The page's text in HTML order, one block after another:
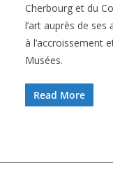
Cherbourg et du
l’art auprès de
à l’accroissement
Musées.
Read More